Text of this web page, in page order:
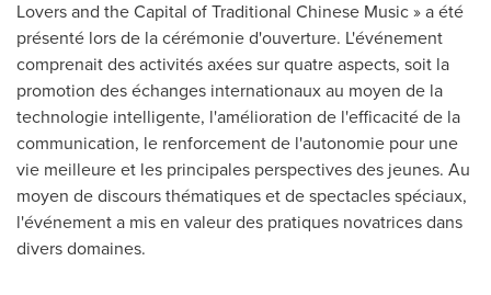
Lovers and the Capital of Traditional Chinese Music » a été
présenté lors de la cérémonie d'ouverture. L'événement
comprenait des activités axées sur quatre aspects, soit la
promotion des échanges internationaux au moyen de la
technologie intelligente, l'amélioration de l'efficacité de la
communication, le renforcement de l'autonomie pour une
vie meilleure et les principales perspectives des jeunes. Au
moyen de discours thématiques et de spectacles spéciaux,
l'événement a mis en valeur des pratiques novatrices dans
divers domaines.